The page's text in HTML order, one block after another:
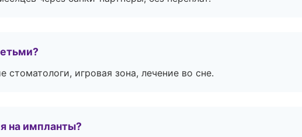
стоматологи, игровая зона, лечение во сне.
на импланты?